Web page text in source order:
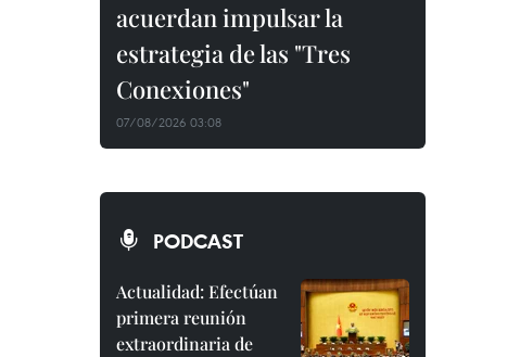
acuerdan impulsar la
estrategia de las "Tres
Conexiones"
07/08/2026 03:08
PODCAST
Actualidad: Efectúan
primera reunión
extraordinaria de